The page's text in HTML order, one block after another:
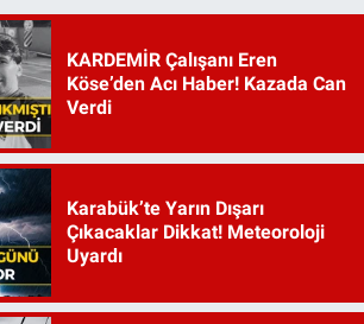
KARDEMİR Çalışanı Eren
Köse’den Acı Haber! Kazada Can
Verdi
Karabük’te Yarın Dışarı
Çıkacaklar Dikkat! Meteoroloji
Uyardı